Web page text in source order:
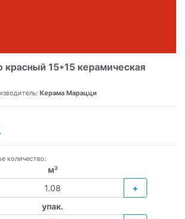
красный 15*15 керамическая
Керама Марацци
количество:
м²
+
упак.